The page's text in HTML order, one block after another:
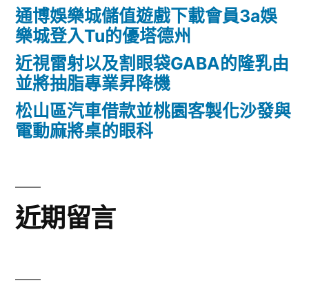
通博娛樂城儲值遊戲下載會員3a娛
樂城登入Tu的優塔德州
近視雷射以及割眼袋GABA的隆乳由
並將抽脂專業昇降機
松山區汽車借款並桃園客製化沙發與
電動麻將桌的眼科
近期留言